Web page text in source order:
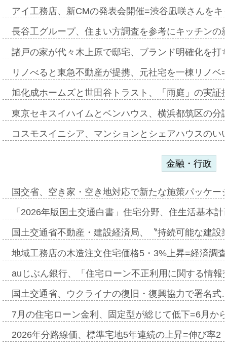
アイ工務店、新CMの発表会開催=渋谷凪咲さんを
長谷工グループ、住まい方調査を参考にキッチン
諸戸の家が代々木上原で邸宅、ブランド明確化を
リノべると東急不動産が提携、元社宅を一棟リノ
旭化成ホームズと世田谷トラスト、「雨庭」の実
東京セキスイハイムとベンハウス、横浜都筑区の
コスモスイニシア、マンションとシェアハウスの
金融・行政
国交省、空き家・空き地対応で新たな施策パッケ
「2026年版国土交通白書」住宅分野、住生活基本
国土交通省不動産・建設経済局、〝持続可能な建
地域工務店の木造注文住宅価格5・3%上昇=経済調
auじぶん銀行、「住宅ローン不正利用に関する情
国土交通省、ウクライナの復旧・復興協力で署名
7月の住宅ローン金利、固定型が総じて低下=6月か
2026年分路線価、標準宅地5年連続の上昇=伸び率